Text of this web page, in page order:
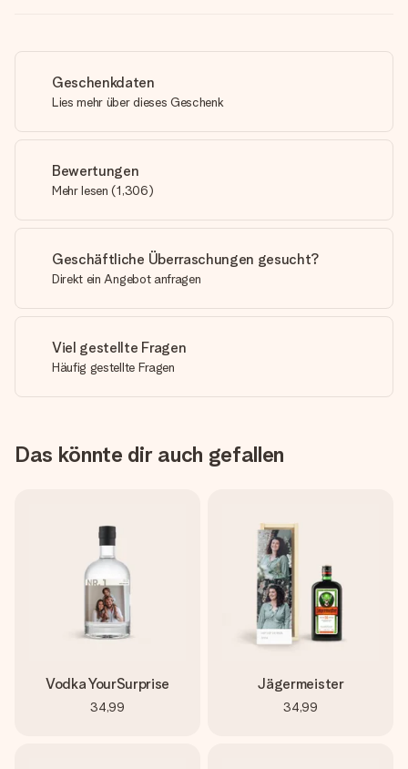
Geschenkdaten
Lies mehr über dieses Geschenk
Bewertungen
Mehr lesen (1,306)
Geschäftliche Überraschungen gesucht?
Direkt ein Angebot anfragen
Viel gestellte Fragen
Häufig gestellte Fragen
Das könnte dir auch gefallen
Vodka YourSurprise
34,99
Jägermeister
34,99